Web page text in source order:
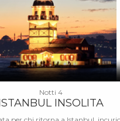
Notti 4
INSOLITA